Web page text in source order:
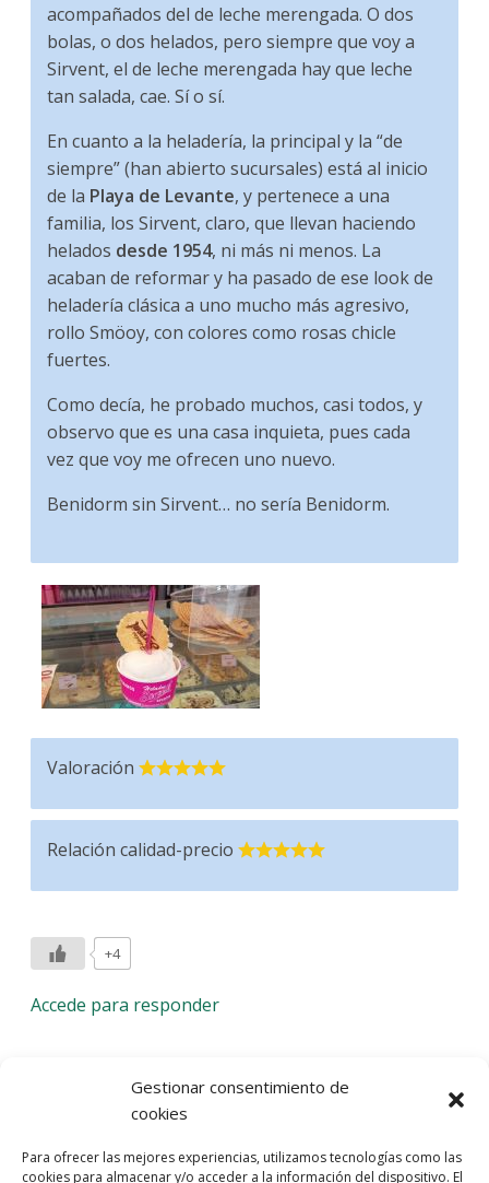
Gestionar consentimiento de
cookies
Para ofrecer las mejores experiencias, utilizamos tecnologías como las
cookies para almacenar y/o acceder a la información del dispositivo. El
acompañados del de leche merengada. O dos
bolas, o dos helados, pero siempre que voy a
Sirvent, el de leche merengada hay que leche
tan salada, cae. Sí o sí.
En cuanto a la heladería, la principal y la “de
siempre” (han abierto sucursales) está al inicio
de la Playa de Levante, y pertenece a una
familia, los Sirvent, claro, que llevan haciendo
helados desde 1954, ni más ni menos. La
acaban de reformar y ha pasado de ese look de
heladería clásica a uno mucho más agresivo,
rollo Smöoy, con colores como rosas chicle
fuertes.
Como decía, he probado muchos, casi todos, y
observo que es una casa inquieta, pues cada
vez que voy me ofrecen uno nuevo.
Benidorm sin Sirvent… no sería Benidorm.
Valoración
Relación calidad-precio
+4
Accede para responder
Deja una respuesta
comentario.